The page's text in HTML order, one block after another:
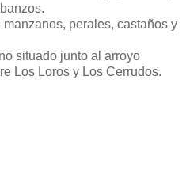
perales, castaños y
situado junto al arroyo
Los Loros y Los Cerrudos.